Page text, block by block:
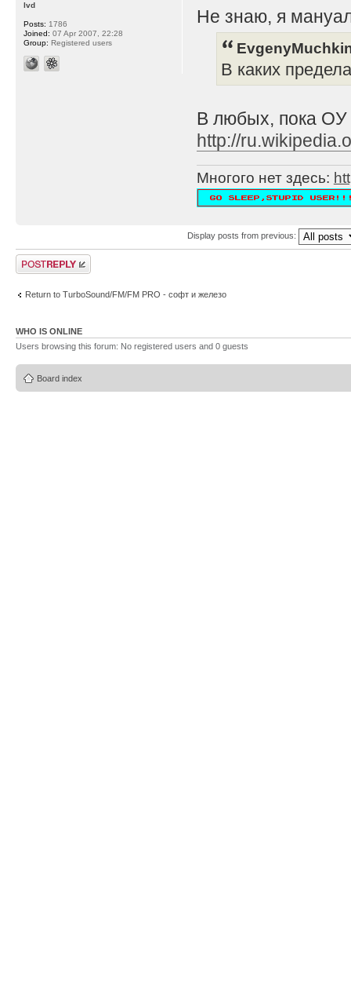
Не знаю, я
В каких
В любых, пока ОУ
http://
Многого нет здесь:
lvd
Posts: 1786
Joined: 07 Apr 2007, 22:28
Group: Registered users
Display posts from previous:
Post a reply
Return to TurboSound/FM/FM PRO - софт и железо
WHO IS ONLINE
Users browsing this forum: No registered users and 0 guests
Board index